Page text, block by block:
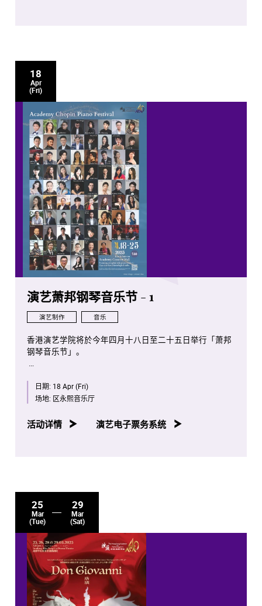
18
Apr
(Fri)
演艺萧邦钢琴音乐节 - 1
演艺制作 音乐
香港演艺学院将於今年四月十八日至二十五日举行「萧邦
钢琴音乐节」。
品编号年序，并由演艺学院钢琴系老师、学生及校友携手
演出。
八场音乐会亦将於香港电台第四台容后播放。
日期: 18 Apr (Fri)
场地: 区永熙音乐厅
活动详情 演艺电子票务系统
25
Mar
(Tue)
29
Mar
(Sat)